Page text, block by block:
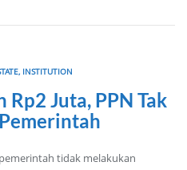
INSTITUTION
Rp2 Juta, PPN Tak
tidak melakukan